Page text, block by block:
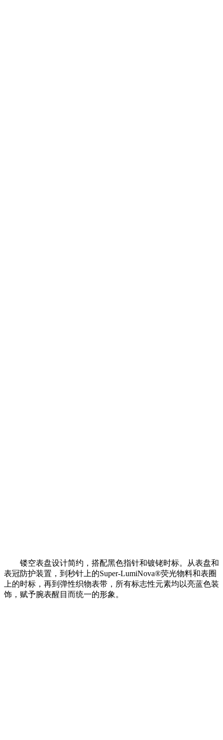
镂空表盘设计简约，搭配黑色指针和镀铑时标。从表盘和
表冠防护装置，到秒针上的Super-LumiNova®荧光物料和表圈
上的时标，再到弹性织物表带，所有标志性元素均以亮蓝色装
饰，赋予腕表醒目而统一的形象。